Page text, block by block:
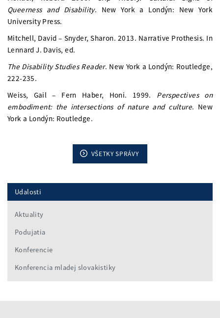
Queerness and Disability. New York a Londýn: New York
University Press.
Mitchell, David – Snyder, Sharon. 2013. Narrative Prothesis. In
Lennard J. Davis, ed.
The Disability Studies Reader. New York a Londýn: Routledge,
222-235.
Weiss, Gail – Fern Haber, Honi. 1999. Perspectives on
embodiment: the intersections of nature and culture. New
York a Londýn: Routledge.
VŠETKY SPRÁVY
Udalosti
Aktuality
Podujatia
Konferencie
Konferencia mladej slovakistiky